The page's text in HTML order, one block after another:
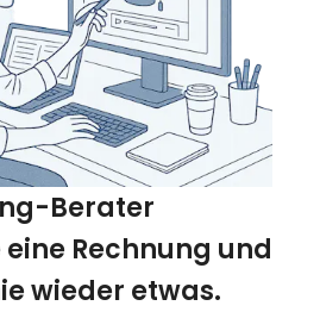
Berater
Rechnung und
wieder etwas.